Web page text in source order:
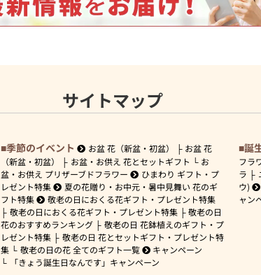
サイトマップ
季節のイベント お盆 花（新盆・初盆）
お盆 花
（新盆・初盆）
お盆・お供え 花とセットギフト
お
盆・お供え プリザーブドフラワー
ひまわり ギフト・プ
レゼント特集
夏の花贈り・お中元・暑中見舞い 花のギ
フト特集
敬老の日におくる花ギフト・プレゼント特集
敬老の日におくる花ギフト・プレゼント特集
敬老の日
花のおすすめランキング
敬老の日 花鉢植えのギフト・プ
レゼント特集
敬老の日 花とセットギフト・プレゼント特
集
敬老の日の花 全てのギフト一覧
キャンペーン
「きょう誕生日なんです」キャンペーン
誕
フラ
ラ
ウ)
ャン